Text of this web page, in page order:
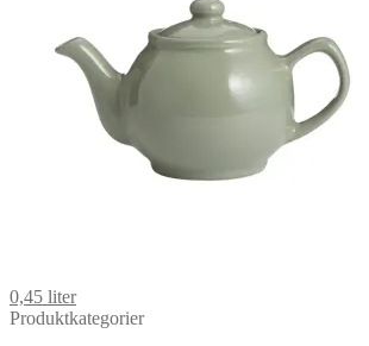
0,45 liter
Produktkategorier